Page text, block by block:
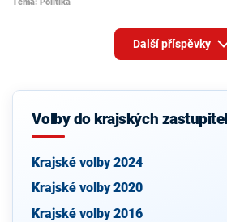
Téma: Politika
Další příspěvky
Volby do krajských
Krajské volby 2024
Krajské volby 2020
Krajské volby 2016